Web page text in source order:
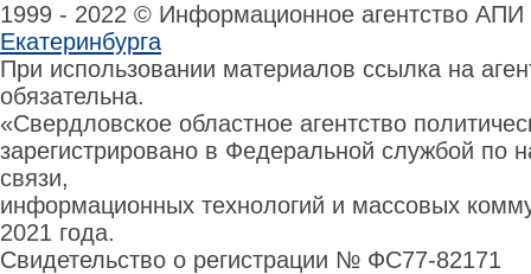
1999 - 2022 © Информационное агентство
Екатеринбурга
При использовании материалов ссылка на
обязательна.
«Свердловское областное агентство
зарегистрировано в Федеральной службой по
связи,
информационных технологий и массовых
2021 года.
Свидетельство о регистрации № ФС77-82171